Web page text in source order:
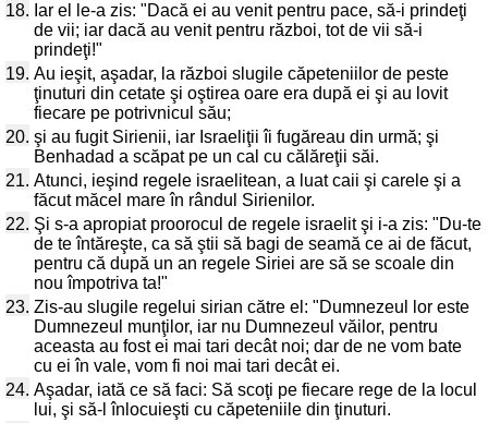
18. Iar el le-a zis: "Dacă ei au venit pentru pace, să-i prindeţi
de vii; iar dacă au venit pentru război, tot de vii să-i
prindeţi!"
19. Au ieşit, aşadar, la război slugile căpeteniilor de peste
ţinuturi din cetate şi oştirea oare era după ei şi au lovit
fiecare pe potrivnicul său;
20. şi au fugit Sirienii, iar Israeliţii îi fugăreau din urmă; şi
Benhadad a scăpat pe un cal cu călăreţii săi.
21. Atunci, ieşind regele israelitean, a luat caii şi carele şi a
făcut măcel mare în rândul Sirienilor.
22. Şi s-a apropiat proorocul de regele israelit şi i-a zis: "Du-te
de te întăreşte, ca să ştii să bagi de seamă ce ai de făcut,
pentru că după un an regele Siriei are să se scoale din
nou împotriva ta!"
23. Zis-au slugile regelui sirian către el: "Dumnezeul lor este
Dumnezeul munţilor, iar nu Dumnezeul văilor, pentru
aceasta au fost ei mai tari decât noi; dar de ne vom bate
cu ei în vale, vom fi noi mai tari decât ei.
24. Aşadar, iată ce să faci: Să scoţi pe fiecare rege de la locul
lui, şi să-l înlocuieşti cu căpeteniile din ţinuturi.